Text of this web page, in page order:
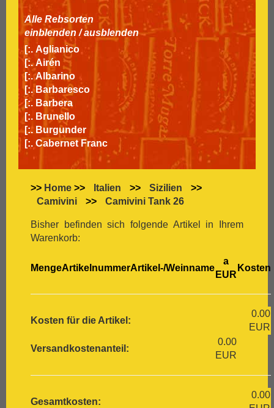
Alle Rebsorten
einblenden /ausblenden
[:. Aglianico
[:. Airén
[:. Albarino
[:. Barbaresco
[:. Barbera
[:. Brunello
[:. Burgunder
[:. Cabernet Franc
[:.
Cabernet Sauvignon
[:. Carignan
[:. Carmenère
Chardonnay
[:. Chenin Blanc
[:. Chiavennasca
[:. Cinsaut
[:. Gamay
[:. Garnacha
[:. grauer Burgunder
>> Home >> Italien >> Sizilien
>>
Camivini
>> Camivini Tank 26
Bisher befinden sich folgende Artikel in Ihrem
Warenkorb:
MengeArtikelnummerArtikel-/Weinname
a
EUR
Kosten
Kosten für die Artikel:
0.00
EUR
Versandkostenanteil:
0.00
EUR
Gesamtkosten:
0.00